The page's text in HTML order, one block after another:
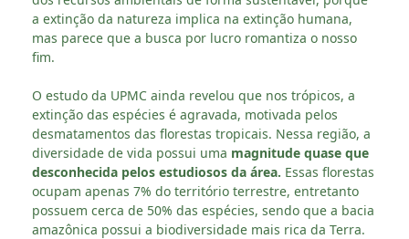
a extinção da natureza implica na extinção humana,
mas parece que a busca por lucro romantiza o nosso
fim.
O estudo da UPMC ainda revelou que nos trópicos, a
extinção das espécies é agravada, motivada pelos
desmatamentos das florestas tropicais. Nessa região, a
diversidade de vida possui uma magnitude quase que
desconhecida pelos estudiosos da área. Essas florestas
ocupam apenas 7% do território terrestre, entretanto
possuem cerca de 50% das espécies, sendo que a bacia
amazônica possui a biodiversidade mais rica da Terra.